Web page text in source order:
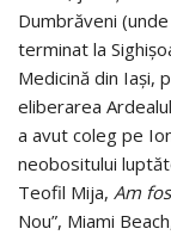
Dumbrăveni
terminat la
Medicină din Iaşi,
eliberarea
a avut coleg pe
neobositului
Teofil Mija, Am
Nou”, Miami